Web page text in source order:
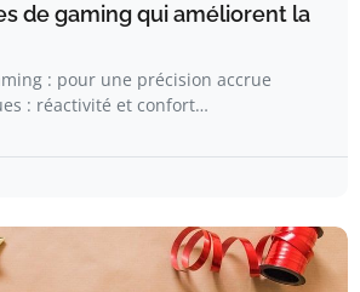
de gaming qui améliorent la
: pour une précision accrue
: réactivité et confort…